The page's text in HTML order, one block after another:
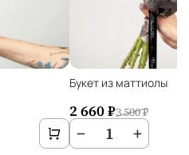
Букет из маттиолы
2 660 ₽3 500 ₽
− 1 +